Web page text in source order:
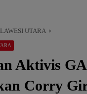
UTARA
Aktivis
Corry